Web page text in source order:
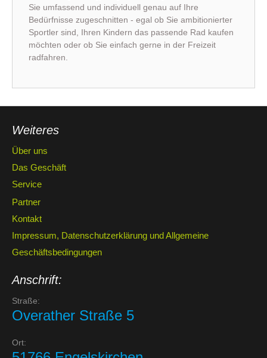
Sie umfassend und individuell genau auf Ihre
Bedürfnisse zugeschnitten - egal ob Sie ambitionierter
Sportler sind, Ihren Kindern das passende Rad kaufen
möchten oder ob Sie einfach gerne in der Freizeit
radfahren.
Weiteres
Über uns
Das Geschäft
Service
Partner
Kontakt
Impressum, Datenschutzerklärung und Allgemeine
Geschäftsbedingungen
Anschrift:
Straße:
Overather Straße 5
Ort: